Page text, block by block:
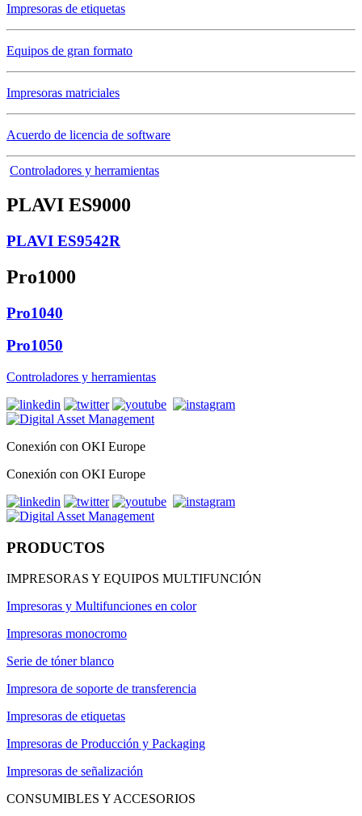
Impresoras de etiquetas
Equipos de gran formato
Impresoras matriciales
Acuerdo de licencia de software
Controladores y herramientas
PLAVI ES9000
PLAVI ES9542R
Pro1000
Pro1040
Pro1050
Controladores y herramientas
Conexión con OKI Europe
Conexión con OKI Europe
PRODUCTOS
IMPRESORAS Y EQUIPOS MULTIFUNCIÓN
Impresoras y Multifunciones en color
Impresoras monocromo
Serie de tóner blanco
Impresora de soporte de transferencia
Impresoras de etiquetas
Impresoras de Producción y Packaging
Impresoras de señalización
CONSUMIBLES Y ACCESORIOS